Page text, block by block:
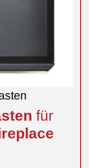
für